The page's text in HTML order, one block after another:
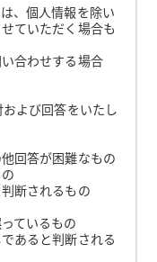
、個人情報を除い
ていただく場合も
合わせする場合
よび回答をいたし
回答が困難なもの
断されるもの
ているもの
あると判断される